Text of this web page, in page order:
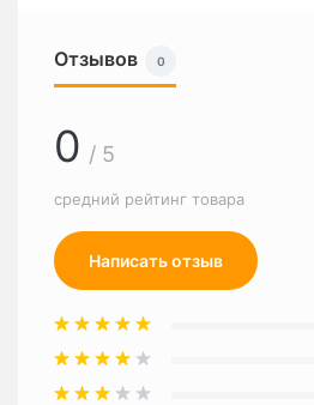
Отзывов 0
0 / 5
средний рейтинг товара
Написать отзыв